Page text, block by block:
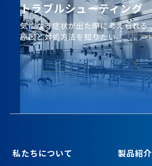
トラブルシューティング
気になる症状が出た際に考えられる
原因と対処方法を知りたい。
私たちについて
製品紹介